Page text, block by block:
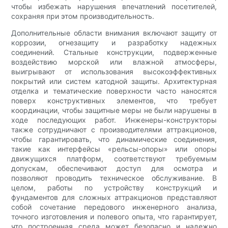
чтобы избежать нарушения впечатлений посетителей,
сохраняя при этом производительность.
Дополнительные области внимания включают защиту от
коррозии, огнезащиту и разработку надежных
соединений. Стальные конструкции, подверженные
воздействию морской или влажной атмосферы,
выигрывают от использования высокоэффективных
покрытий или систем катодной защиты. Архитектурная
отделка и тематические поверхности часто наносятся
поверх конструктивных элементов, что требует
координации, чтобы защитные меры не были нарушены в
ходе последующих работ. Инженеры-конструкторы
также сотрудничают с производителями аттракционов,
чтобы гарантировать, что динамические соединения,
такие как интерфейсы «рельсы-опоры» или опоры
движущихся платформ, соответствуют требуемым
допускам, обеспечивают доступ для осмотра и
позволяют проводить техническое обслуживание. В
целом, работы по устройству конструкций и
фундаментов для сложных аттракционов представляют
собой сочетание передового инженерного анализа,
точного изготовления и полевого опыта, что гарантирует,